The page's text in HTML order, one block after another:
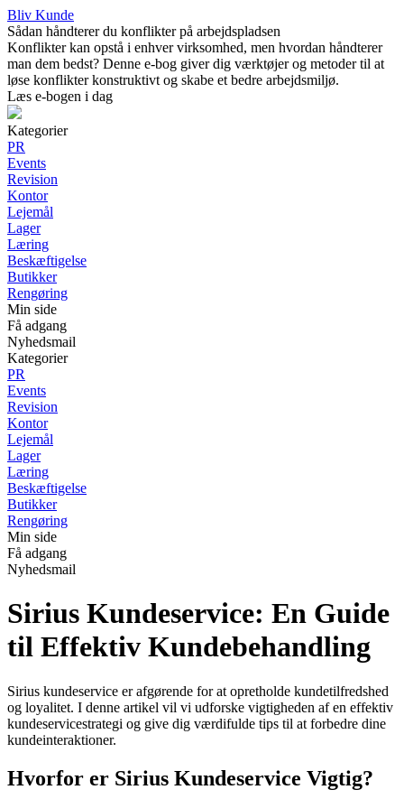
Bliv Kunde
Sådan håndterer du konflikter på arbejdspladsen
Konflikter kan opstå i enhver virksomhed, men hvordan håndterer
man dem bedst? Denne e-bog giver dig værktøjer og metoder til at
løse konflikter konstruktivt og skabe et bedre arbejdsmiljø.
Læs e-bogen i dag
Kategorier
PR
Events
Revision
Kontor
Lejemål
Lager
Læring
Beskæftigelse
Butikker
Rengøring
Min side
Få adgang
Nyhedsmail
Kategorier
PR
Events
Revision
Kontor
Lejemål
Lager
Læring
Beskæftigelse
Butikker
Rengøring
Min side
Få adgang
Nyhedsmail
Sirius Kundeservice: En Guide
til Effektiv Kundebehandling
Sirius kundeservice er afgørende for at opretholde kundetilfredshed
og loyalitet. I denne artikel vil vi udforske vigtigheden af en effektiv
kundeservicestrategi og give dig værdifulde tips til at forbedre dine
kundeinteraktioner.
Hvorfor er Sirius Kundeservice Vigtig?